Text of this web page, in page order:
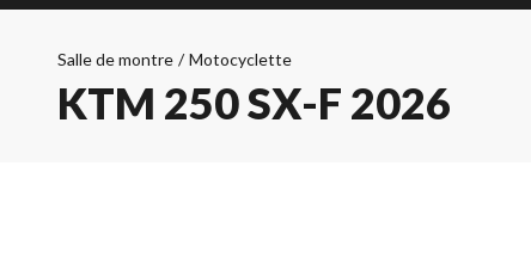
Salle de montre / Motocyclette
KTM 250 SX-F 2026